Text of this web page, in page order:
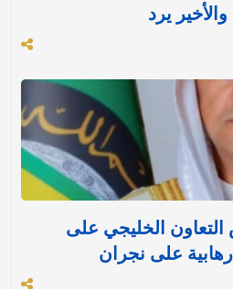
يرد
الخليجي على
على نجران